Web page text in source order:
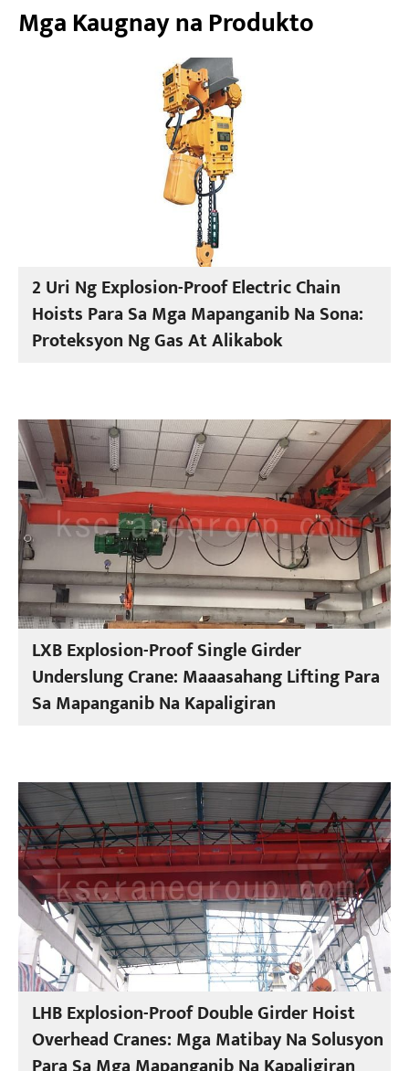
Mga Kaugnay na Produkto
2 Uri Ng Explosion-Proof Electric Chain
Hoists Para Sa Mga Mapanganib Na Sona:
Proteksyon Ng Gas At Alikabok
LXB Explosion-Proof Single Girder
Underslung Crane: Maaasahang Lifting Para
Sa Mapanganib Na Kapaligiran
LHB Explosion-Proof Double Girder Hoist
Overhead Cranes: Mga Matibay Na Solusyon